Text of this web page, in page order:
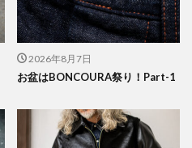
2026年8月7日
お盆はBONCOURA祭り！Part-1